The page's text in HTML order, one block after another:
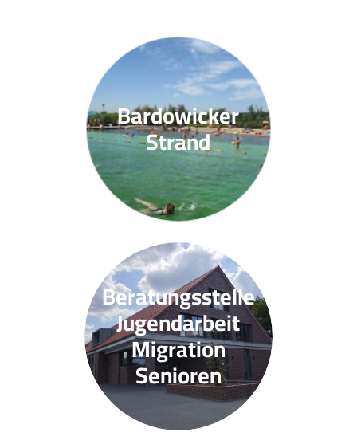
Bardowicker
Strand
Beratungsstelle
Jugendarbeit
Migration
Senioren